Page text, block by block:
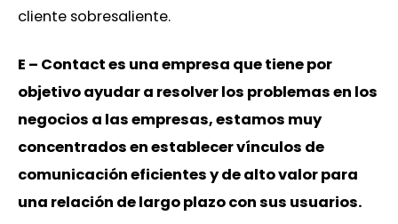
cliente sobresaliente.
E – Contact es una empresa que tiene por
objetivo ayudar a resolver los problemas en los
negocios a las empresas, estamos muy
concentrados en establecer vínculos de
comunicación eficientes y de alto valor para
una relación de largo plazo con sus usuarios.